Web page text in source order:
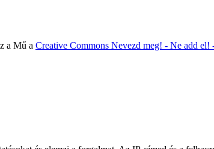
a Mű a Creative Commons Nevezd meg! - Ne add